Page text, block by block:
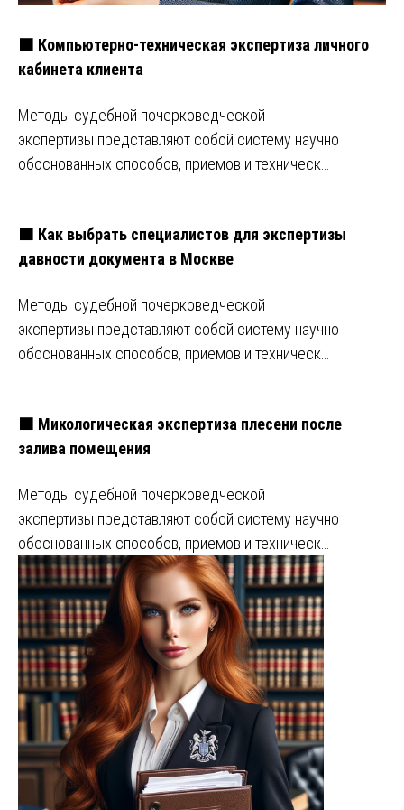
🟧 Компьютерно-техническая экспертиза личного
кабинета клиента
Методы судебной почерковедческой
экспертизы представляют собой систему научно
обоснованных способов, приемов и техническ…
🟧 Как выбрать специалистов для экспертизы
давности документа в Москве
Методы судебной почерковедческой
экспертизы представляют собой систему научно
обоснованных способов, приемов и техническ…
🟧 Микологическая экспертиза плесени после
залива помещения
Методы судебной почерковедческой
экспертизы представляют собой систему научно
обоснованных способов, приемов и техническ…